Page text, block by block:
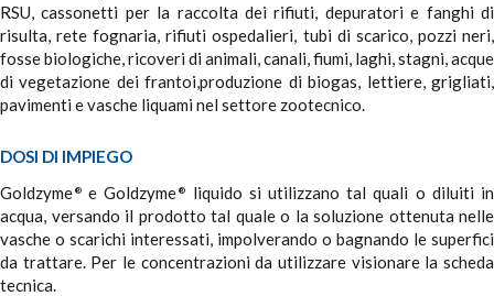
RSU, cassonetti per la raccolta dei rifiuti, depuratori e fanghi di
risulta, rete fognaria, rifiuti ospedalieri, tubi di scarico, pozzi neri,
fosse biologiche, ricoveri di animali, canali, fiumi, laghi, stagni, acque
di vegetazione dei frantoi,produzione di biogas, lettiere, grigliati,
pavimenti e vasche liquami nel settore zootecnico.
DOSI DI IMPIEGO
Goldzyme ® e Goldzyme ®
liquido si utilizzano tal quali o diluiti in
acqua, versando il prodotto tal quale o la soluzione ottenuta nelle
vasche o scarichi interessati, impolverando o bagnando le superfici
da trattare. Per le concentrazioni da utilizzare visionare la scheda
tecnica.